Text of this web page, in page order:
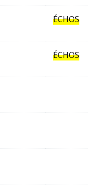
ÉCHOS
ÉCHOS